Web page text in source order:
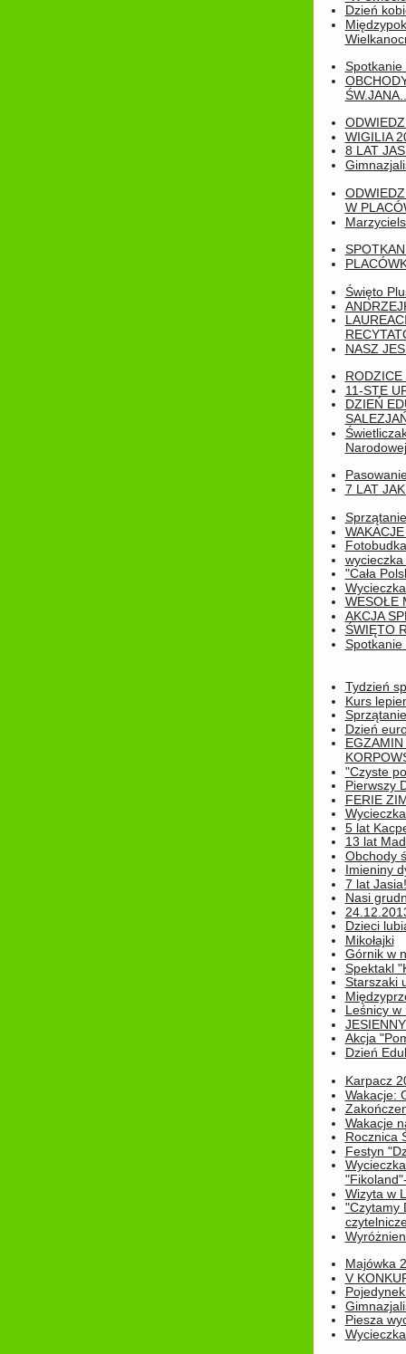
Dzień
Spotkanie
WIGILIA
8 LAT
W
Święto
NASZ
RODZICE
11-STE
DZIEŃ
Narodowej
7 LAT
Fotobudka
"Cała
WESOŁE
AKCJA
ŚWIĘTO
Spotkanie
Tydzień
Kurs
Dzień
"Czyste
Pierwszy
FERIE
5 lat
13 lat
Obchody
Imieniny
7 lat Jasia!
Nasi
Dzieci
Mikołajki
Górnik w
Spektakl
Starszaki
Leśnicy w
Akcja
Dzień
Karpacz
Wakacje:
Wakacje
Rocznica
Festyn
Wizyta w
"Czytamy
Majówka
V
Piesza